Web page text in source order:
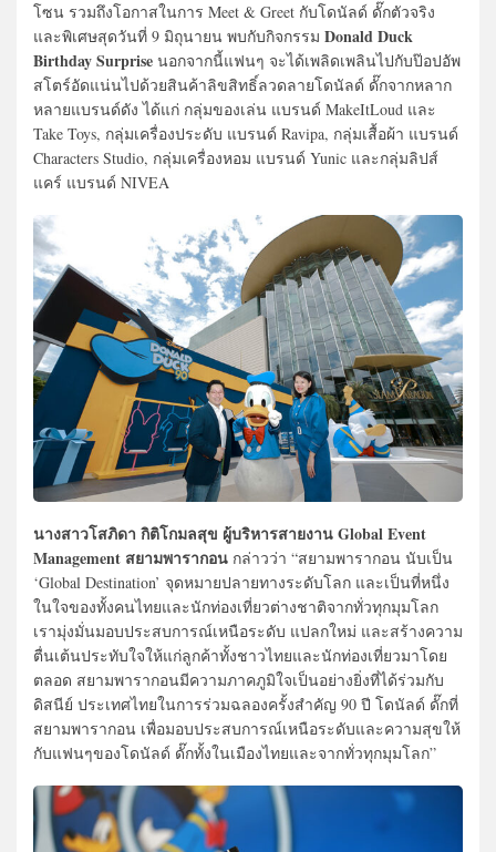
โซน รวมถึงโอกาสในการ Meet & Greet กับโดนัลด์ ดั๊กตัวจริง
และพิเศษสุดวันที่ 9 มิถุนายน พบกับกิจกรรม Donald Duck
Birthday Surprise นอกจากนี้แฟนๆ จะได้เพลิดเพลินไปกับป๊อปอัพ
สโตร์อัดแน่นไปด้วยสินค้าลิขสิทธิ์ลวดลายโดนัลด์ ดั๊กจากหลาก
หลายแบรนด์ดัง ได้แก่ กลุ่มของเล่น แบรนด์ MakeItLoud และ
Take Toys, กลุ่มเครื่องประดับ แบรนด์ Ravipa, กลุ่มเสื้อผ้า แบรนด์
Characters Studio, กลุ่มเครื่องหอม แบรนด์ Yunic และกลุ่มลิปส์
แคร์ แบรนด์ NIVEA
นางสาวโสภิดา กิติโกมลสุข ผู้บริหารสายงาน Global Event
Management สยามพารากอน กล่าวว่า “สยามพารากอน นับเป็น
‘Global Destination’ จุดหมายปลายทางระดับโลก และเป็นที่หนึ่ง
ในใจของทั้งคนไทยและนักท่องเที่ยวต่างชาติจากทั่วทุกมุมโลก
เรามุ่งมั่นมอบประสบการณ์เหนือระดับ แปลกใหม่ และสร้างความ
ตื่นเต้นประทับใจให้แก่ลูกค้าทั้งชาวไทยและนักท่องเที่ยวมาโดย
ตลอด สยามพารากอนมีความภาคภูมิใจเป็นอย่างยิ่งที่ได้ร่วมกับ
ดิสนีย์ ประเทศไทยในการร่วมฉลองครั้งสำคัญ 90 ปี โดนัลด์ ดั๊กที่
สยามพารากอน เพื่อมอบประสบการณ์เหนือระดับและความสุขให้
กับแฟนๆของโดนัลด์ ดั๊กทั้งในเมืองไทยและจากทั่วทุกมุมโลก”